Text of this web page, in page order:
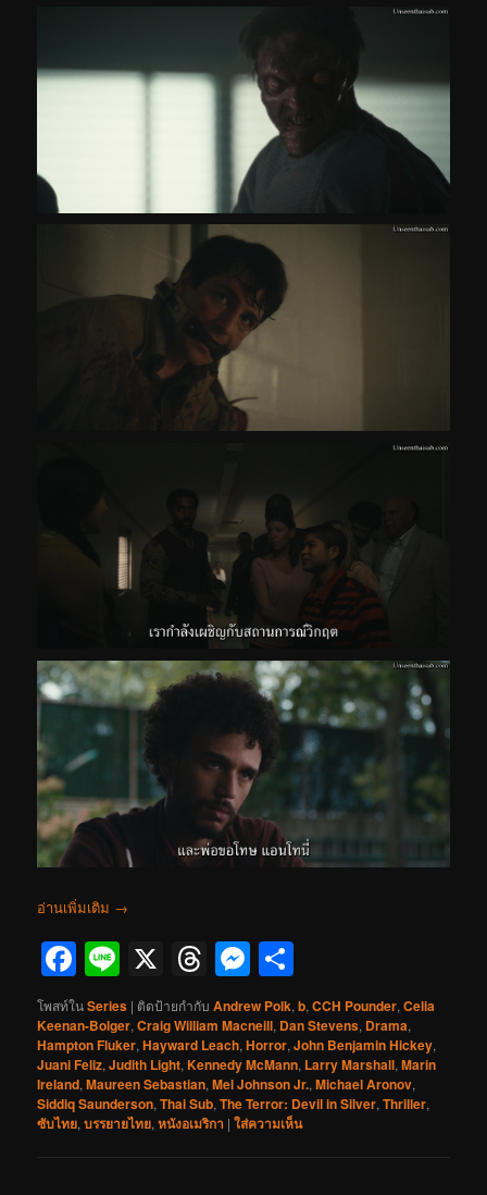
อ่านเพิ่มเติม →
Facebook
Line
X Threads
Messenger
โพสท์ในSeries | ติดป้ายกำกับ Andrew Polk,b,CCH Pounder,Celia
Keenan-Bolger,Craig William Macneill, Dan Stevens, Drama,
Hampton Fluker,Hayward Leach,Horror,John Benjamin Hickey,
Juani Feliz,Judith Light,Kennedy McMann, Larry Marshall,Marin
Ireland,Maureen Sebastian,Mel Johnson Jr.,Michael Aronov,
Siddiq Saunderson,Thai Sub,The Terror: Devil in Silver,Thriller,
ซับไทย,บรรยายไทย,หนังอเมริกา |ใส่ความเห็น